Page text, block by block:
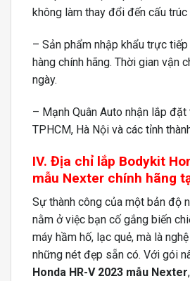
không làm thay đổi đến cấu trúc
– Sản phẩm nhập khẩu trực
hàng chính hãng. Thời gian vận
ngày.
– Mạnh Quân Auto nhận lắp
TPHCM, Hà Nội và các tỉnh
IV. Địa chỉ lắp Bodykit
mẫu Nexter chính hãng
Sự thành công của một bản độ
nằm ở việc bạn cố gắng biến
máy hầm hố, lạc quẻ, mà là
những nét đẹp sẵn có. Với gói
Honda HR-V 2023 mẫu Nexter